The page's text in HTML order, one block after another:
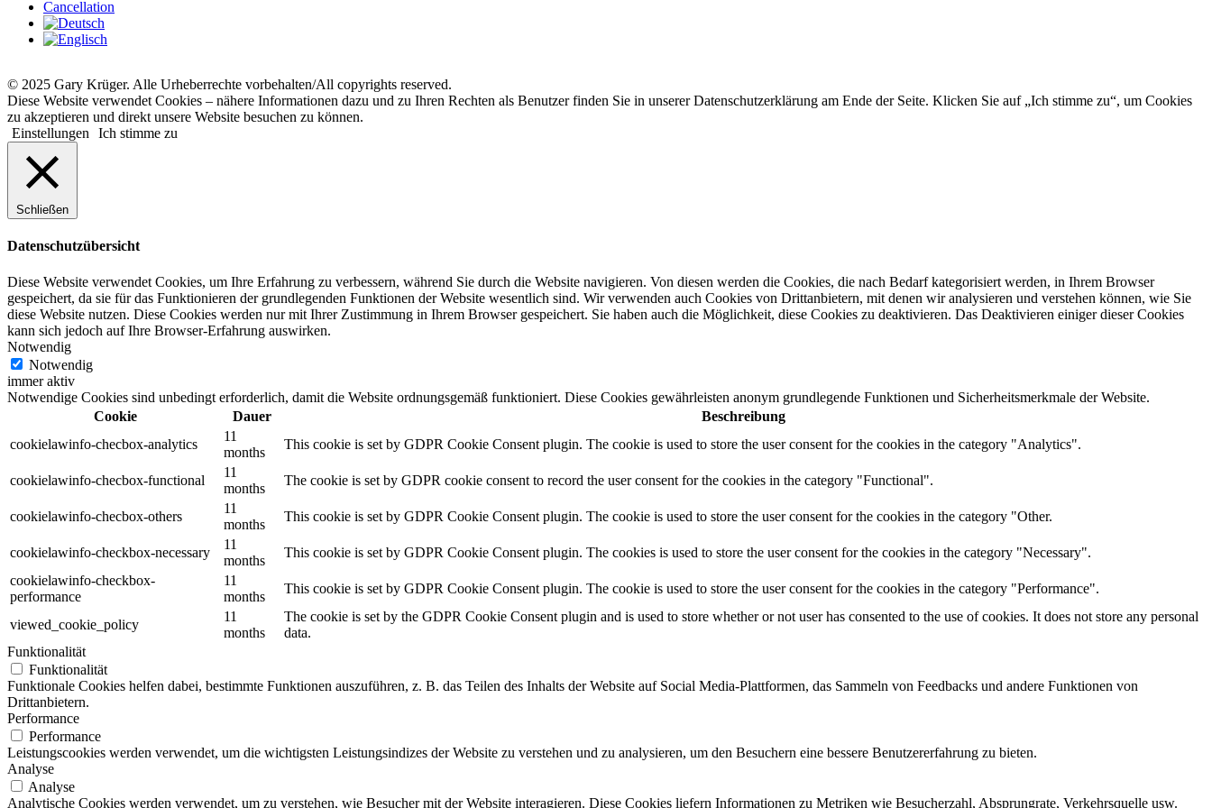
Cancellation
© 2025 Gary Krüger. Alle Urheberrechte vorbehalten/All copyrights reserved.
Diese Website verwendet Cookies – nähere Informationen dazu und zu Ihren Rechten als Benutzer finden Sie in unserer Datenschutzerklärung am Ende der Seite. Klicken Sie auf „Ich stimme zu“, um Cookies
zu akzeptieren und direkt unsere Website besuchen zu können.
Einstellungen
Ich stimme zu
Schließen
Datenschutzübersicht
Diese Website verwendet Cookies, um Ihre Erfahrung zu verbessern, während Sie durch die Website navigieren. Von diesen werden die Cookies, die nach Bedarf kategorisiert werden, in Ihrem Browser
gespeichert, da sie für das Funktionieren der grundlegenden Funktionen der Website wesentlich sind. Wir verwenden auch Cookies von Drittanbietern, mit denen wir analysieren und verstehen können, wie Sie
diese Website nutzen. Diese Cookies werden nur mit Ihrer Zustimmung in Ihrem Browser gespeichert. Sie haben auch die Möglichkeit, diese Cookies zu deaktivieren. Das Deaktivieren einiger dieser Cookies
kann sich jedoch auf Ihre Browser-Erfahrung auswirken.
Notwendig
Notwendig
immer aktiv
Notwendige Cookies sind unbedingt erforderlich, damit die Website ordnungsgemäß funktioniert. Diese Cookies gewährleisten anonym grundlegende Funktionen und Sicherheitsmerkmale der Website.
Cookie
Dauer
Beschreibung
cookielawinfo-checbox-analytics
11
months
This cookie is set by GDPR Cookie Consent plugin. The cookie is used to store the user consent for the cookies in the category "Analytics".
cookielawinfo-checbox-functional
11
months
The cookie is set by GDPR cookie consent to record the user consent for the cookies in the category "Functional".
cookielawinfo-checbox-others
11
months
This cookie is set by GDPR Cookie Consent plugin. The cookie is used to store the user consent for the cookies in the category "Other.
cookielawinfo-checkbox-necessary
11
months
This cookie is set by GDPR Cookie Consent plugin. The cookies is used to store the user consent for the cookies in the category "Necessary".
cookielawinfo-checkbox-
performance
11
months
This cookie is set by GDPR Cookie Consent plugin. The cookie is used to store the user consent for the cookies in the category "Performance".
viewed_cookie_policy
11
months
The cookie is set by the GDPR Cookie Consent plugin and is used to store whether or not user has consented to the use of cookies. It does not store any personal
data.
Funktionalität
Funktionalität
Funktionale Cookies helfen dabei, bestimmte Funktionen auszuführen, z. B. das Teilen des Inhalts der Website auf Social Media-Plattformen, das Sammeln von Feedbacks und andere Funktionen von
Drittanbietern.
Performance
Performance
Leistungscookies werden verwendet, um die wichtigsten Leistungsindizes der Website zu verstehen und zu analysieren, um den Besuchern eine bessere Benutzererfahrung zu bieten.
Analyse
Analyse
Analytische Cookies werden verwendet, um zu verstehen, wie Besucher mit der Website interagieren. Diese Cookies liefern Informationen zu Metriken wie Besucherzahl, Absprungrate, Verkehrsquelle usw.